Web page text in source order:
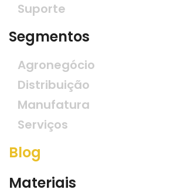
Suporte
Segmentos
Agronegócio
Distribuição
Manufatura
Serviços
Blog
Materiais